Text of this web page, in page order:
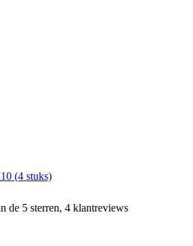
(4 stuks)
de 5 sterren, 4 klantreviews